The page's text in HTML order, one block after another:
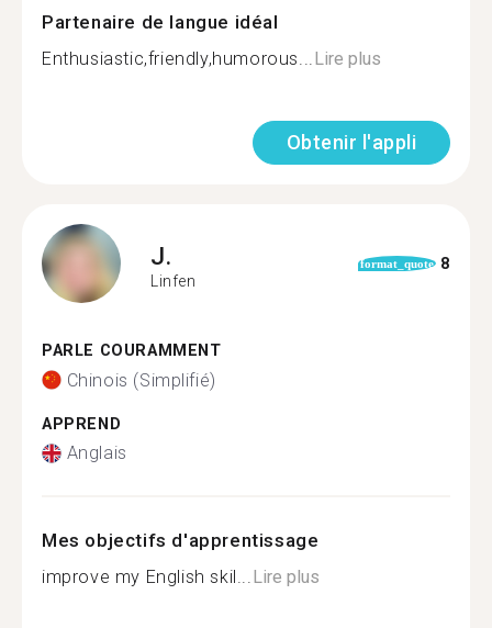
Partenaire de langue idéal
Enthusiastic,friendly,humorous...Lire plus
Obtenir l'appli
J.
Linfen
format_quote 8
PARLE COURAMMENT
Chinois (Simplifié)
APPREND
Anglais
Mes objectifs d'apprentissage
improve my English skil...Lire plus